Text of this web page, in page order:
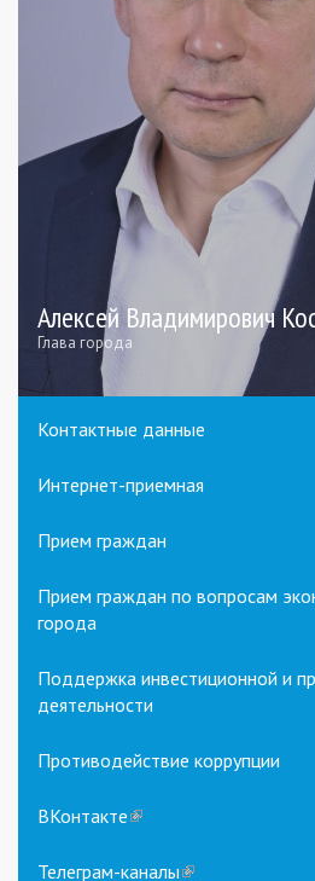
Алексей Владимирович
Глава города
Контактные данные
Интернет-приемная
Прием граждан
Прием граждан по вопросам
города
Поддержка инвестиционной и
деятельности
Противодействие коррупции
ВКонтакте(link
external)
Телеграм-каналы(link